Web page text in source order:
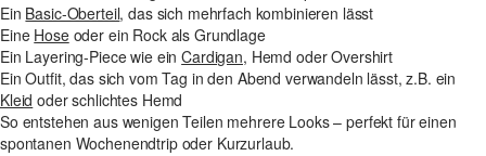
Ein Basic-Oberteil, das sich mehrfach kombinieren lässt
Eine Hoseoder ein Rock als Grundlage
Ein Layering-Piece wie einCardigan, Hemd oder Overshirt
Ein Outfit, das sich vom Tag in den Abend verwandeln lässt, z.B. ein
Kleid oder schlichtes Hemd
So entstehen aus wenigen Teilen mehrere Looks – perfekt für einen
spontanen Wochenendtrip oder Kurzurlaub.